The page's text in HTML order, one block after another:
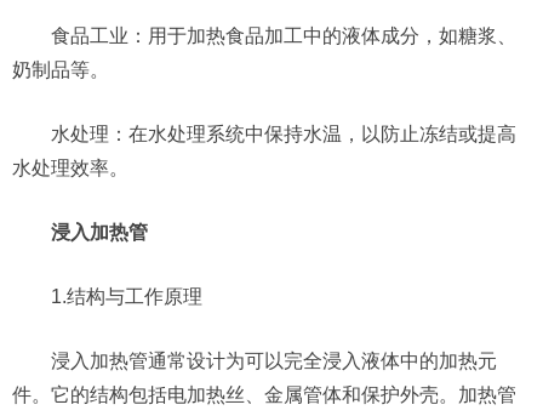
食品工业：用于加热食品加工中的液体成分，如糖浆、
奶制品等。
水处理：在水处理系统中保持水温，以防止冻结或提高
水处理效率。
浸入加热管
1.结构与工作原理
浸入加热管通常设计为可以完全浸入液体中的加热元
件。它的结构包括电加热丝、金属管体和保护外壳。加热管